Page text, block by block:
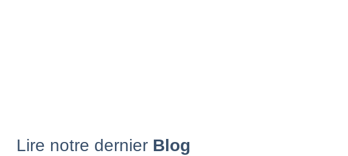
Lire notre dernier Blog